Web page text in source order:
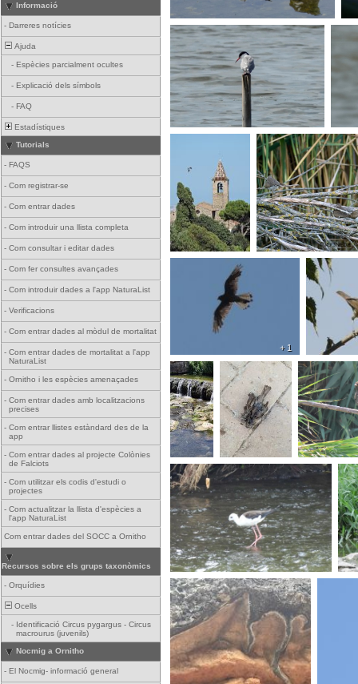
Informació
- Darreres notícies
Ajuda
- Espècies parcialment ocultes
- Explicació dels símbols
- FAQ
Estadístiques
Tutorials
- FAQS
- Com registrar-se
- Com entrar dades
- Com introduir una llista completa
- Com consultar i editar dades
- Com fer consultes avançades
- Com introduir dades a l'app NaturaList
- Verificacions
- Com entrar dades al mòdul de mortalitat
- Com entrar dades de mortalitat a l'app
NaturaList
- Ornitho i les espècies amenaçades
- Com entrar dades amb localitzacions
precises
- Com entrar llistes estàndard des de la
app
- Com entrar dades al projecte Colònies
de Falciots
- Com utilitzar els codis d'estudi o
projectes
- Com actualitzar la llista d'espècies a
l'app NaturaList
Com entrar dades del SOCC a Ornitho
Recursos sobre els grups taxonòmics
- Orquídies
Ocells
- Identificació Circus pygargus - Circus
macrourus (juvenils)
Nocmig a Ornitho
- El Nocmig- informació general
+ 1